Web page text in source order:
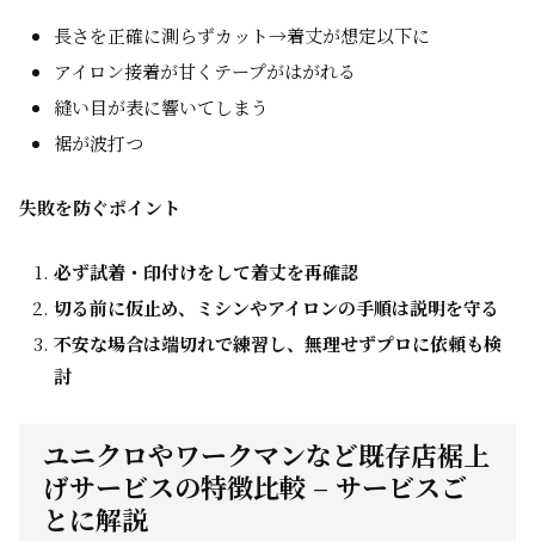
長さを正確に測らずカット→着丈が想定以下に
アイロン接着が甘くテープがはがれる
縫い目が表に響いてしまう
裾が波打つ
失敗を防ぐポイント
必ず試着・印付けをして着丈を再確認
切る前に仮止め、ミシンやアイロンの手順は説明を守る
不安な場合は端切れで練習し、無理せずプロに依頼も検
討
ユニクロやワークマンなど既存店裾上
げサービスの特徴比較 – サービスご
とに解説